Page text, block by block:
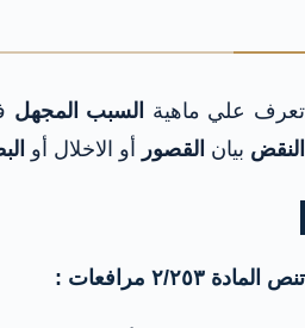
تعرف علي ماهية السبب المجهل
النقض بيان القصور أو الاخلال أو
تنص المادة ٢/٢٥٣ مرافعات :